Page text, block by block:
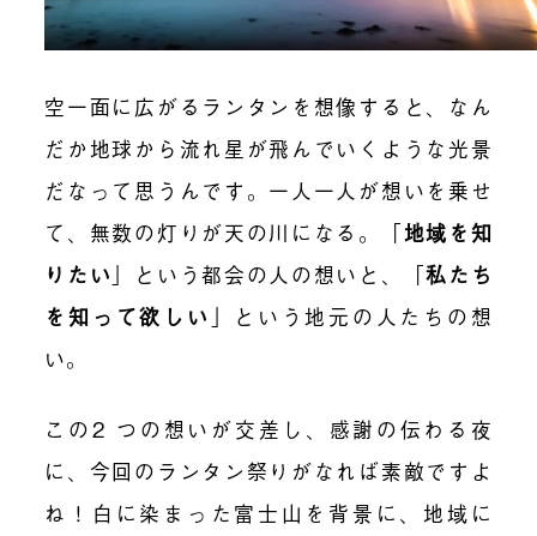
空一面に広がるランタンを想像すると、なん
だか地球から流れ星が飛んでいくような光景
だなって思うんです。一人一人が想いを乗せ
て、無数の灯りが天の川になる。
「地域を知
りたい 」 という都会の人の想いと、 「私たち
を知って欲しい 」
という地元の人たちの想
い。
この2 つの想いが交差し、感謝の伝わる夜
に、今回のランタン祭りがなれば素敵ですよ
ね！白に染まった富士山を背景に、地域に